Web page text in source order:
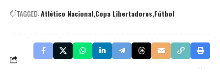
TAGGED:Atlético Nacional Copa Libertadores Fútbol